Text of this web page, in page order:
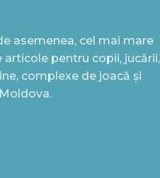
asemenea, cel mai mare
pentru copii, jucării,
complexe de joacă și